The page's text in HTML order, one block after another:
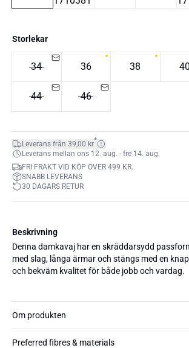
Storlekar
34 36 38 40
44 46
Leverans från 39,00 kr*
Leverans mellan ons 12. aug. - fre 14. aug.
FRI FRAKT VID KÖP ÖVER 499 KR.
SNABB LEVERANS
30 DAGARS RETUR
Beskrivning
Denna damkavaj har en skräddarsydd
med slag, långa ärmar och stängs med en
och bekväm kvalitet för både jobb och vardag.
Om produkten
Preferred fibres & materials